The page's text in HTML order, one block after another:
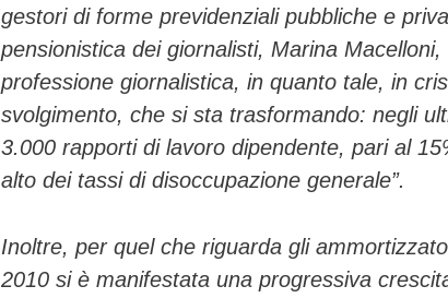
gestori di forme previdenziali pubbliche e
pensionistica dei giornalisti, Marina
professione giornalistica, in quanto tale, in
svolgimento, che si sta trasformando: negli
3.000 rapporti di lavoro dipendente, pari al
alto dei tassi di disoccupazione generale”.
Inoltre, per quel che riguarda gli
2010 si è manifestata una progressiva